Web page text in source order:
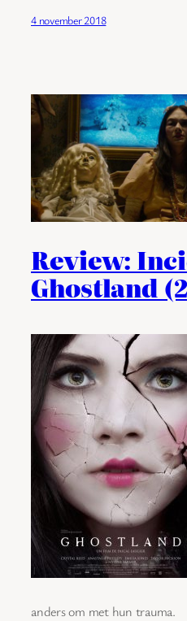
4 november 2018
Review:
Ghostland
anders om met hun trauma.